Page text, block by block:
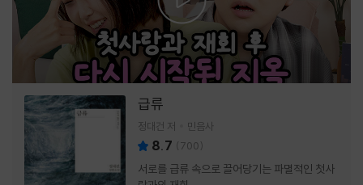
급류
정대건 저 민음사
8.7 (700)
서로를 급류 속으로 끌어당기는 파멸적인 첫사